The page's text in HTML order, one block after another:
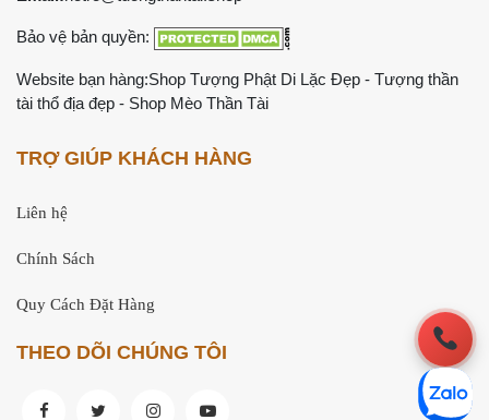
Bảo vệ bản quyền:
Website bạn hàng:Shop Tượng Phật Di Lặc Đẹp - Tượng thần
tài thổ địa đẹp - Shop Mèo Thần Tài
TRỢ GIÚP KHÁCH HÀNG
Liên hệ
Chính Sách
Quy Cách Đặt Hàng
THEO DÕI CHÚNG TÔI